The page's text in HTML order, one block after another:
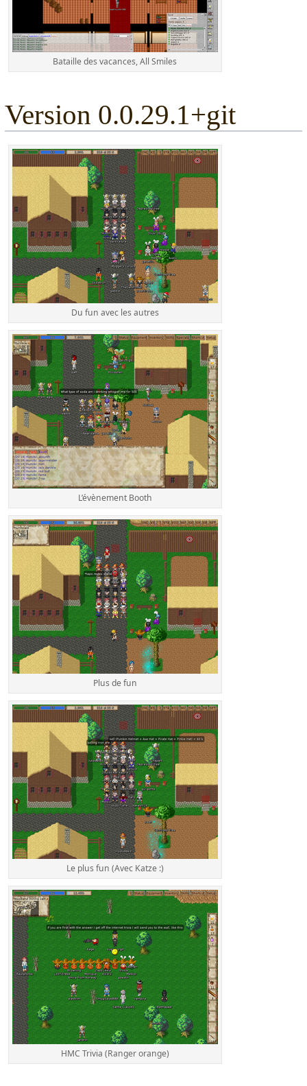
Bataille des vacances, All Smiles
Version 0.0.29.1+git
Du fun avec les autres
L’évènement Booth
Plus de fun
Le plus fun (Avec Katze :)
HMC Trivia (Ranger orange)